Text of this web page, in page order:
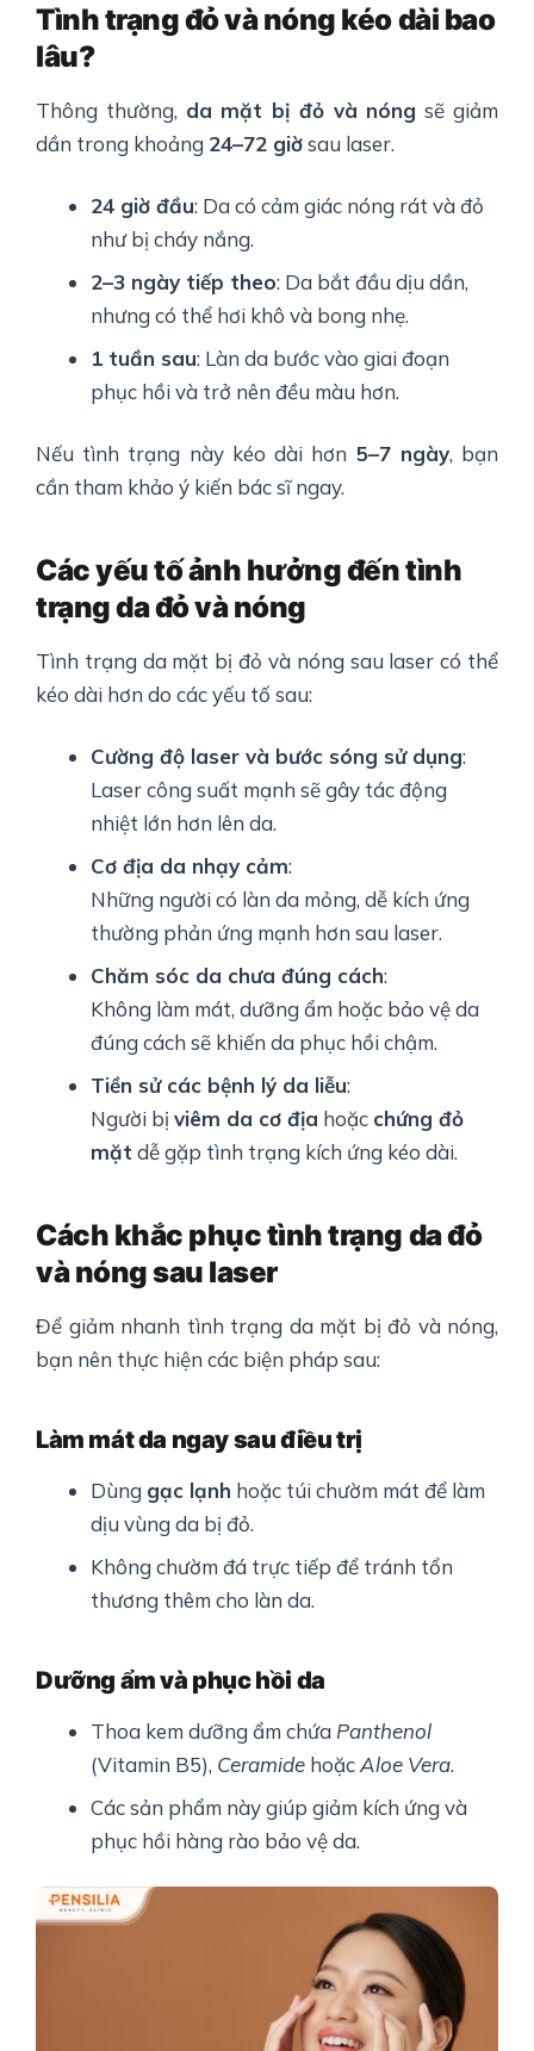
Tình trạng đỏ và nóng kéo dài bao
lâu?
Thông thường, da mặt bị đỏ và nóng sẽ giảm
dần trong khoảng 24–72 giờsau laser.
24 giờ đầu: Da có cảm giác nóng rát và đỏ
như bị cháy nắng.
2–3 ngày tiếp theo: Da bắt đầu dịu dần,
nhưng có thể hơi khô và bong nhẹ.
1 tuần sau: Làn da bước vào giai đoạn
phục hồi và trở nên đều màu hơn.
Nếu tình trạng này kéo dài hơn 5–7 ngày, bạn
cần tham khảo ý kiến bác sĩ ngay.
Các yếu tố ảnh hưởng đến tình
trạng da đỏ và nóng
Tình trạng da mặt bị đỏ và nóng sau laser có thể
kéo dài hơn do các yếu tố sau:
Cường độ laser và bước sóng sử dụng:
Laser công suất mạnh sẽ gây tác động
nhiệt lớn hơn lên da.
Cơ địa da nhạy cảm:
Những người có làn da mỏng, dễ kích ứng
thường phản ứng mạnh hơn sau laser.
Chăm sóc da chưa đúng cách:
Không làm mát, dưỡng ẩm hoặc bảo vệ da
đúng cách sẽ khiến da phục hồi chậm.
Tiền sử các bệnh lý da liễu:
Người bịviêm da cơ địa hoặc chứng đỏ
mặt dễ gặp tình trạng kích ứng kéo dài.
Cách khắc phục tình trạng da đỏ
và nóng sau laser
Để giảm nhanh tình trạng da mặt bị đỏ và nóng,
bạn nên thực hiện các biện pháp sau:
Làm mát da ngay sau điều trị
Dùng gạc lạnh hoặc túi chườm mát để làm
dịu vùng da bị đỏ.
Không chườm đá trực tiếp để tránh tổn
thương thêm cho làn da.
Dưỡng ẩm và phục hồi da
Thoa kem dưỡng ẩm chứa Panthenol
(Vitamin B5), Ceramide hoặcAloe Vera.
Các sản phẩm này giúp giảm kích ứng và
phục hồi hàng rào bảo vệ da.